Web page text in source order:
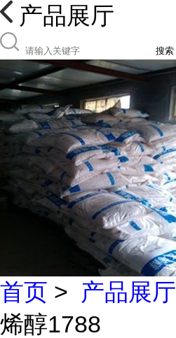
产品展厅
搜索
首页 > 产品展厅
烯醇1788